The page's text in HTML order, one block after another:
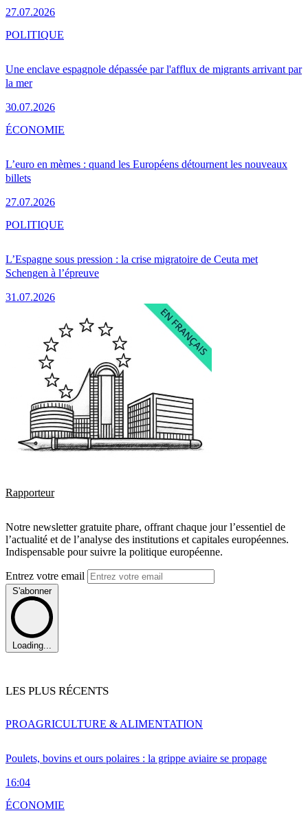
27.07.2026
Une enclave espagnole dépassée par l'afflux de migrants arrivant par
la mer
30.07.2026
POLITIQUE
L’euro en mèmes : quand les Européens détournent les nouveaux
billets
27.07.2026
ÉCONOMIE
L’Espagne sous pression : la crise migratoire de Ceuta met
Schengen à l’épreuve
31.07.2026
POLITIQUE
Rapporteur
Notre newsletter gratuite phare, offrant chaque jour l’essentiel de
l’actualité et de l’analyse des institutions et capitales européennes.
Indispensable pour suivre la politique européenne.
Entrez votre email
S'abonner
Loading...
LES PLUS RÉCENTS
Poulets, bovins et ours polaires : la grippe aviaire se propage
16:04
PROAGRICULTURE & ALIMENTATION
ÉCONOMIE